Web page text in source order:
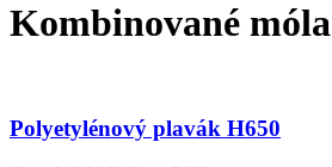
Kombinované móla
Polyetylénový plavák H650